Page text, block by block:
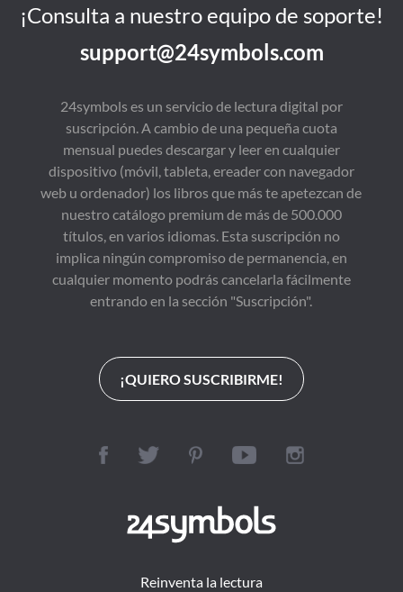
¡Consulta a nuestro equipo de soporte!
support@24symbols.com
24symbols es un servicio de lectura digital por
suscripción. A cambio de una pequeña cuota
mensual puedes descargar y leer en cualquier
dispositivo (móvil, tableta, ereader con navegador
web u ordenador) los libros que más te apetezcan de
nuestro catálogo premium de más de 500.000
títulos, en varios idiomas. Esta suscripción no
implica ningún compromiso de permanencia, en
cualquier momento podrás cancelarla fácilmente
entrando en la sección "Suscripción".
¡QUIERO SUSCRIBIRME!
Reinventa la lectura